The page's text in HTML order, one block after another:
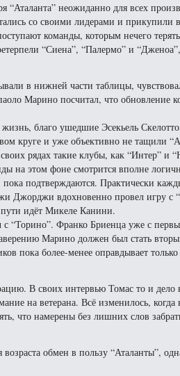
“Аталанта” неожиданно для всех
со своими лидерами и прикупили
команды, которым нечего
“Сиена”, “Палермо” и
в нижней части таблицы,
Марино посчитал, что обновление
благо ушедшие Эсекьель
круге и уже объективно не тащили
рядах такие клубы, как “Интер” и
на этом фоне смотрится вполне
подтверждаются. Практически
Джорджи вдохновенно провел игру с
пути идёт Микеле Канини.
“Торино”. Франко Бриенца уже с
Марино должен был стать
пока более-менее оправдывает
В своих интервью Томас то и дело
на ветерана. Всё изменилось, когда
что намерены без лишних слов
обмен в пользу “Аталанты”,